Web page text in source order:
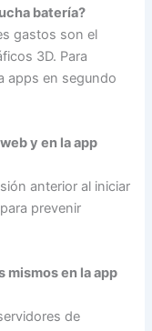
batería?
gastos son el
3D. Para
apps en segundo
y en la app
anterior al iniciar
prevenir
mismos en la app
de